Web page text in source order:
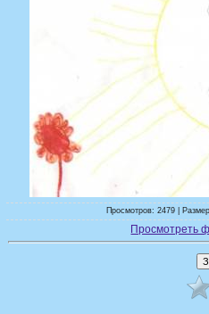
Просмотров: 2479 |
Просмотреть